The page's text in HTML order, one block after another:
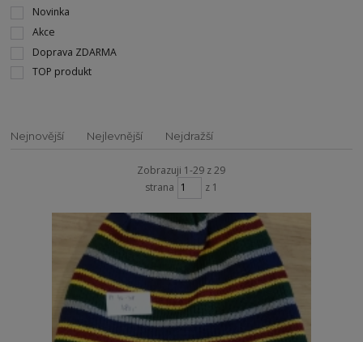
Novinka
Akce
Doprava ZDARMA
TOP produkt
Nejnovější Nejlevnější Nejdražší
Zobrazuji 1-29 z 29
strana
z 1